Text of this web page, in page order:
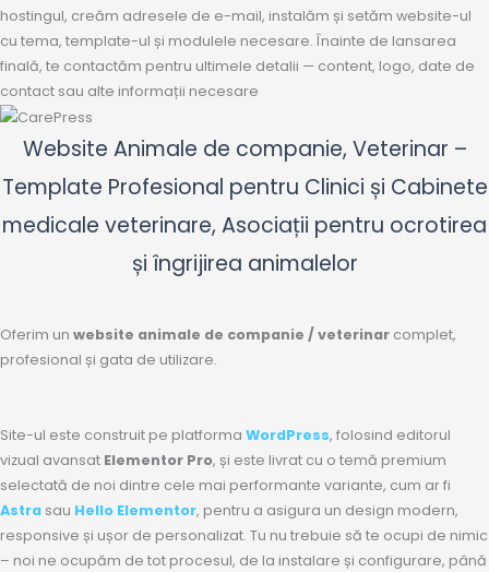
hostingul, creăm adresele de e-mail, instalăm și setăm website-ul
cu tema, template-ul și modulele necesare. Înainte de lansarea
finală, te contactăm pentru ultimele detalii — content, logo, date de
contact sau alte informații necesare
Website Animale de companie, Veterinar –
Template Profesional pentru Clinici și Cabinete
medicale veterinare, Asociații pentru ocrotirea
și îngrijirea animalelor
Oferim un website animale de companie / veterinar complet,
profesional și gata de utilizare.
Site-ul este construit pe platforma WordPress, folosind editorul
vizual avansat Elementor Pro, și este livrat cu o temă premium
selectată de noi dintre cele mai performante variante, cum ar fi
Astra sau Hello Elementor, pentru a asigura un design modern,
responsive și ușor de personalizat. Tu nu trebuie să te ocupi de nimic
– noi ne ocupăm de tot procesul, de la instalare și configurare, până